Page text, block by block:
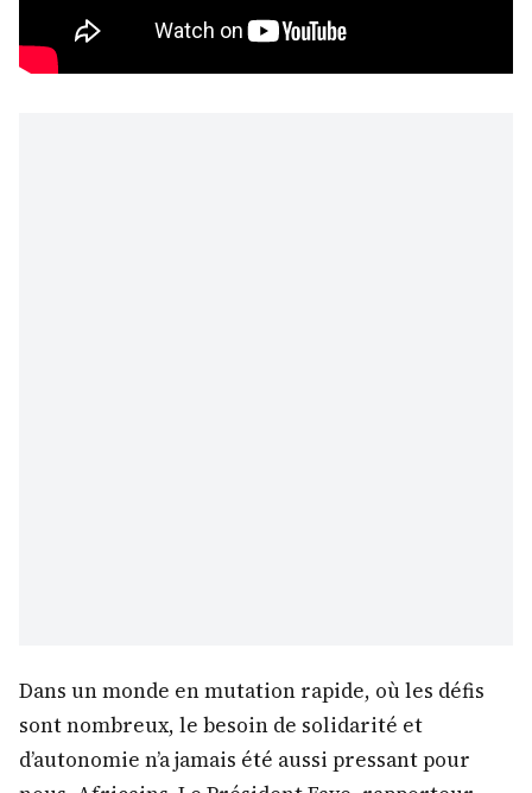
Dans un monde en mutation rapide, où les défis
sont nombreux, le besoin de solidarité et
d’autonomie n’a jamais été aussi pressant pour